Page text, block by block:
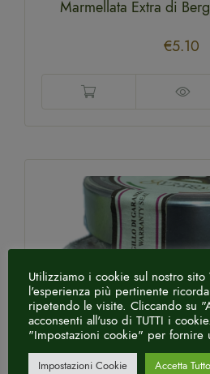
Marmellata Extra di
€5.10
Utilizziamo i cookie sul nostro
l'esperienza più pertinente
ripetendo le visite. Cliccando su
acconsenti all'uso di TUTTI i
"Impostazioni cookie" per fornire
Impostazioni Cookie Accetta Tutto